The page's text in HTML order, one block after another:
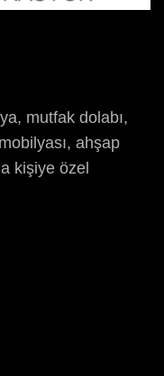
mutfak dolabı,
ahşap
kişiye özel